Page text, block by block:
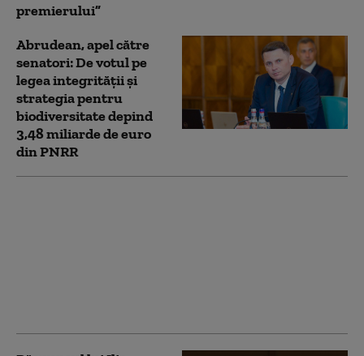
premierului”
Abrudean, apel către
senatori: De votul pe
legea integrității și
strategia pentru
biodiversitate depind
3,48 miliarde de euro
din PNRR